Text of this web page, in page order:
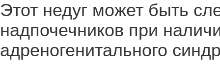
Этот недуг может быть
надпочечников при
адреногенитального